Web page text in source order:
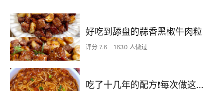
好吃到舔盘的蒜香黑椒牛肉粒
评分 7.6 1630 人做过
吃了十几年的配方❗️每次做这至少吃2碗